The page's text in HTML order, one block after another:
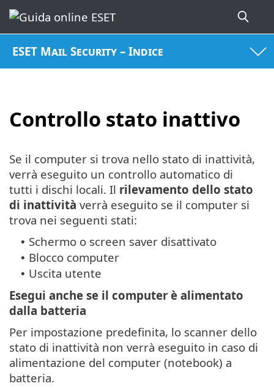
ESET Mail Security – Indice
Controllo stato inattivo
Se il computer si trova nello stato di inattività,
verrà eseguito un controllo automatico di
tutti i dischi locali. Il rilevamento dello stato
di inattività verrà eseguito se il computer si
trova nei seguenti stati:
• Schermo o screen saver disattivato
• Blocco computer
• Uscita utente
Esegui anche se il computer è alimentato
dalla batteria
Per impostazione predefinita, lo scanner dello
stato di inattività non verrà eseguito in caso di
alimentazione del computer (notebook) a
batteria.